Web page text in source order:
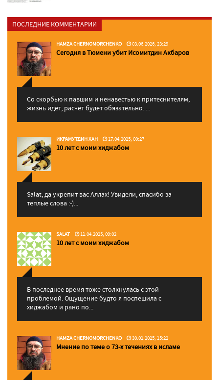
ПОСЛЕДНИЕ КОММЕНТАРИИ
HAMZA CHERNOMORCHENKO 03.06.2026, 23:29
Сегодня в Тюмени убит Исомитдин Акбаров
Со скорбью к павшим и ненавестью к притеснителям,
жизнь идет, расчет будет обязательно. ...
ИКРАМУТДИН ХАН 17.04.2025, 00:27
10 лет с моим хиджабом
Salat, да укрепит вас Аллаx! Увидели, спасибо за
теплые слова :-)...
SALAT 11.04.2025, 09:02
10 лет с моим хиджабом
В последнее время тоже столкнулась с этой
проблемой. Ощущение будто я поспешила с
хиджабом и рано по...
HAMZA CHERNOMORCHENKO 30.01.2025, 15:22
Мнение по теме о 73-х течениях в исламе